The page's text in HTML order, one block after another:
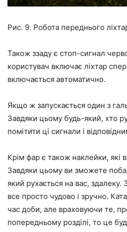
Рис. 9. Робота переднього
Також ззаду є стоп-сигнал
користувач включає ліхтар
включається автоматично.
Якщо ж запускається один з
Завдяки цьому будь-який, хто
помітити ці сигнали і
Крім фар є також наклейки, які
Завдяки цьому ви зможете
який рухається на вас,
все просто чудово і зручно.
час доби, але враховуючи те,
попередньому розділі, то це